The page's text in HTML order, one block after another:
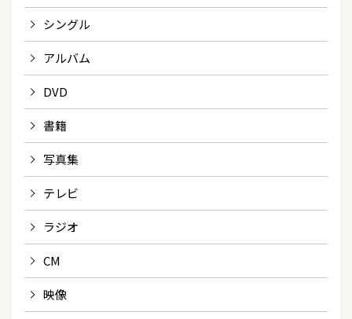
シングル
アルバム
DVD
書籍
写真集
テレビ
ラジオ
CM
映像